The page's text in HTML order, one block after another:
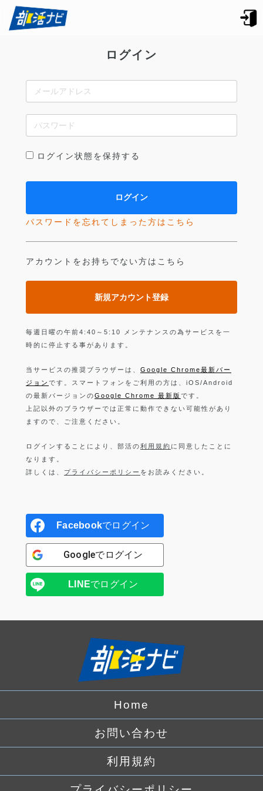
ログイン
ログイン状態を保持する
パスワードを忘れてしまった方はこちら
アカウントをお持ちでない方はこちら
新規アカウント登録
毎週日曜の午前4:40～5:10 メンテナンスの為サービスを一
時的に停止する事があります。
当サービスの推奨ブラウザーは、 Google Chrome最新バー
ジョン です。スマートフォンをご利用の方は、iOS/Android
の最新バージョンのGoogle Chrome 最新版 です。
上記以外のブラウザーでは正常に動作できない可能性があり
ますので、ご注意ください。
ログインすることにより、部活の利用規約 に同意したことに
なります。
詳しくは、 プライバシーポリシー をお読みください。
Facebookでログイン
Googleでログイン
LINEでログイン
Home
お問い合わせ
利用規約